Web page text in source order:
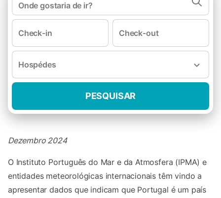
Onde gostaria de ir?
Check-in Check-out
Hospédes
PESQUISAR
Dezembro 2024
O Instituto Português do Mar e da Atmosfera (IPMA) e
entidades meteorológicas internacionais têm vindo a
apresentar dados que indicam que Portugal é um país